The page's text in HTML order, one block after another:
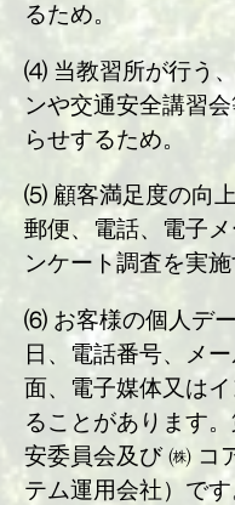
るため。
⑷ 当教習所が行う
ンや交通安全講習
らせするため。
⑸ 顧客満足度の向
郵便、電話、電子
ンケート調査を実施
⑹ お客様の個人デ
日、電話番号、メ
面、電子媒体又は
ることがあります
安委員会及び ㈱ コ
テム運用会社）です